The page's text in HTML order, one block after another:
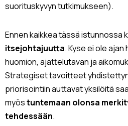
suorituskyvyn tutkimukseen).
Ennen kaikkea tässä istunnossa
itsejohtajuutta. Kyse ei ole
huomion, ajattelutavan ja
Strategiset tavoitteet
priorisointiin auttavat yksilöitä
myöstuntemaan olonsa
tehdessään.